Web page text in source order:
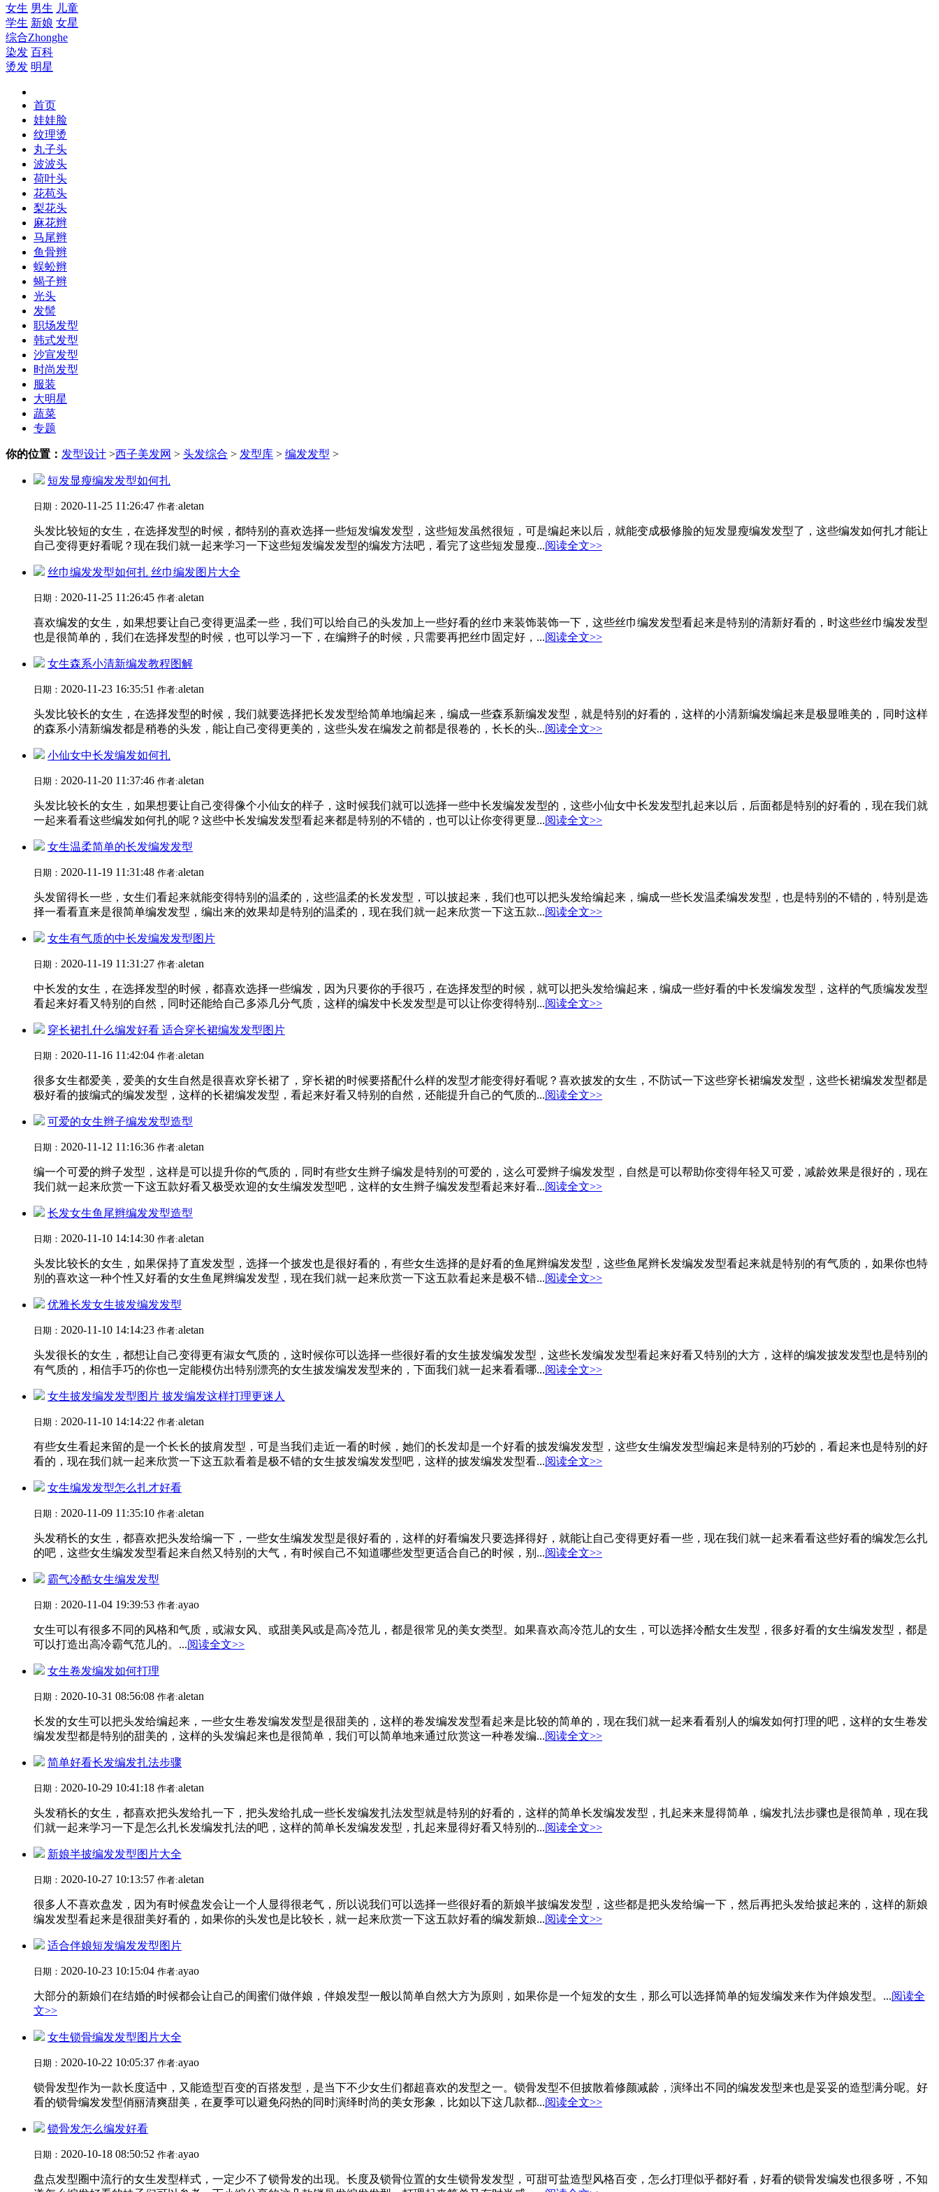
女生 男生 儿童
学生 新娘 女星
综合Zhonghe
染发 百科
烫发 明星
首页
娃娃脸
纹理烫
丸子头
波波头
荷叶头
花苞头
梨花头
麻花辫
马尾辫
鱼骨辫
蜈蚣辫
蝎子辫
光头
发髻
职场发型
韩式发型
沙宣发型
时尚发型
服装
大明星
蔬菜
专题
你的位置： 发型设计 >西子美发网 > 头发综合 > 发型库 > 编发发型 >
短发显瘦编发发型如何扎
日期： 2020-11-25 11:26:47 作者:aletan
头发比较短的女生，在选择发型的时候，都特别的喜欢选择一些短发编发发型，这些短发虽然很短，可是编起来以后，就能变成极修脸的短发显瘦编发发型了，这些编发如何扎才能让
自己变得更好看呢？现在我们就一起来学习一下这些短发编发发型的编发方法吧，看完了这些短发显瘦...阅读全文>>
丝巾编发发型如何扎 丝巾编发图片大全
日期： 2020-11-25 11:26:45 作者:aletan
喜欢编发的女生，如果想要让自己变得更温柔一些，我们可以给自己的头发加上一些好看的丝巾来装饰装饰一下，这些丝巾编发发型看起来是特别的清新好看的，时这些丝巾编发发型
也是很简单的，我们在选择发型的时候，也可以学习一下，在编辫子的时候，只需要再把丝巾固定好，...阅读全文>>
女生森系小清新编发教程图解
日期： 2020-11-23 16:35:51 作者:aletan
头发比较长的女生，在选择发型的时候，我们就要选择把长发发型给简单地编起来，编成一些森系新编发发型，就是特别的好看的，这样的小清新编发编起来是极显唯美的，同时这样
的森系小清新编发都是稍卷的头发，能让自己变得更美的，这些头发在编发之前都是很卷的，长长的头...阅读全文>>
小仙女中长发编发如何扎
日期： 2020-11-20 11:37:46 作者:aletan
头发比较长的女生，如果想要让自己变得像个小仙女的样子，这时候我们就可以选择一些中长发编发发型的，这些小仙女中长发发型扎起来以后，后面都是特别的好看的，现在我们就
一起来看看这些编发如何扎的呢？这些中长发编发发型看起来都是特别的不错的，也可以让你变得更显...阅读全文>>
女生温柔简单的长发编发发型
日期： 2020-11-19 11:31:48 作者:aletan
头发留得长一些，女生们看起来就能变得特别的温柔的，这些温柔的长发发型，可以披起来，我们也可以把头发给编起来，编成一些长发温柔编发发型，也是特别的不错的，特别是选
择一看看直来是很简单编发发型，编出来的效果却是特别的温柔的，现在我们就一起来欣赏一下这五款...阅读全文>>
女生有气质的中长发编发发型图片
日期： 2020-11-19 11:31:27 作者:aletan
中长发的女生，在选择发型的时候，都喜欢选择一些编发，因为只要你的手很巧，在选择发型的时候，就可以把头发给编起来，编成一些好看的中长发编发发型，这样的气质编发发型
看起来好看又特别的自然，同时还能给自己多添几分气质，这样的编发中长发发型是可以让你变得特别...阅读全文>>
穿长裙扎什么编发好看 适合穿长裙编发发型图片
日期： 2020-11-16 11:42:04 作者:aletan
很多女生都爱美，爱美的女生自然是很喜欢穿长裙了，穿长裙的时候要搭配什么样的发型才能变得好看呢？喜欢披发的女生，不防试一下这些穿长裙编发发型，这些长裙编发发型都是
极好看的披编式的编发发型，这样的长裙编发发型，看起来好看又特别的自然，还能提升自己的气质的...阅读全文>>
可爱的女生辫子编发发型造型
日期： 2020-11-12 11:16:36 作者:aletan
编一个可爱的辫子发型，这样是可以提升你的气质的，同时有些女生辫子编发是特别的可爱的，这么可爱辫子编发发型，自然是可以帮助你变得年轻又可爱，减龄效果是很好的，现在
我们就一起来欣赏一下这五款好看又极受欢迎的女生编发发型吧，这样的女生辫子编发发型看起来好看...阅读全文>>
长发女生鱼尾辫编发发型造型
日期： 2020-11-10 14:14:30 作者:aletan
头发比较长的女生，如果保持了直发发型，选择一个披发也是很好看的，有些女生选择的是好看的鱼尾辫编发发型，这些鱼尾辫长发编发发型看起来就是特别的有气质的，如果你也特
别的喜欢这一种个性又好看的女生鱼尾辫编发发型，现在我们就一起来欣赏一下这五款看起来是极不错...阅读全文>>
优雅长发女生披发编发发型
日期： 2020-11-10 14:14:23 作者:aletan
头发很长的女生，都想让自己变得更有淑女气质的，这时候你可以选择一些很好看的女生披发编发发型，这些长发编发发型看起来好看又特别的大方，这样的编发披发发型也是特别的
有气质的，相信手巧的你也一定能模仿出特别漂亮的女生披发编发发型来的，下面我们就一起来看看哪...阅读全文>>
女生披发编发发型图片 披发编发这样打理更迷人
日期： 2020-11-10 14:14:22 作者:aletan
有些女生看起来留的是一个长长的披肩发型，可是当我们走近一看的时候，她们的长发却是一个好看的披发编发发型，这些女生编发发型编起来是特别的巧妙的，看起来也是特别的好
看的，现在我们就一起来欣赏一下这五款看着是极不错的女生披发编发发型吧，这样的披发编发发型看...阅读全文>>
女生编发发型怎么扎才好看
日期： 2020-11-09 11:35:10 作者:aletan
头发稍长的女生，都喜欢把头发给编一下，一些女生编发发型是很好看的，这样的好看编发只要选择得好，就能让自己变得更好看一些，现在我们就一起来看看这些好看的编发怎么扎
的吧，这些女生编发发型看起来自然又特别的大气，有时候自己不知道哪些发型更适合自己的时候，别...阅读全文>>
霸气冷酷女生编发发型
日期： 2020-11-04 19:39:53 作者:ayao
女生可以有很多不同的风格和气质，或淑女风、或甜美风或是高冷范儿，都是很常见的美女类型。如果喜欢高冷范儿的女生，可以选择冷酷女生发型，很多好看的女生编发发型，都是
可以打造出高冷霸气范儿的。...阅读全文>>
女生卷发编发如何打理
日期： 2020-10-31 08:56:08 作者:aletan
长发的女生可以把头发给编起来，一些女生卷发编发发型是很甜美的，这样的卷发编发发型看起来是比较的简单的，现在我们就一起来看看别人的编发如何打理的吧，这样的女生卷发
编发发型都是特别的甜美的，这样的头发编起来也是很简单，我们可以简单地来通过欣赏这一种卷发编...阅读全文>>
简单好看长发编发扎法步骤
日期： 2020-10-29 10:41:18 作者:aletan
头发稍长的女生，都喜欢把头发给扎一下，把头发给扎成一些长发编发扎法发型就是特别的好看的，这样的简单长发编发发型，扎起来来显得简单，编发扎法步骤也是很简单，现在我
们就一起来学习一下是怎么扎长发编发扎法的吧，这样的简单长发编发发型，扎起来显得好看又特别的...阅读全文>>
新娘半披编发发型图片大全
日期： 2020-10-27 10:13:57 作者:aletan
很多人不喜欢盘发，因为有时候盘发会让一个人显得很老气，所以说我们可以选择一些很好看的新娘半披编发发型，这些都是把头发给编一下，然后再把头发给披起来的，这样的新娘
编发发型看起来是很甜美好看的，如果你的头发也是比较长，就一起来欣赏一下这五款好看的编发新娘...阅读全文>>
适合伴娘短发编发发型图片
日期： 2020-10-23 10:15:04 作者:ayao
大部分的新娘们在结婚的时候都会让自己的闺蜜们做伴娘，伴娘发型一般以简单自然大方为原则，如果你是一个短发的女生，那么可以选择简单的短发编发来作为伴娘发型。...阅读全
文>>
女生锁骨编发发型图片大全
日期： 2020-10-22 10:05:37 作者:ayao
锁骨发型作为一款长度适中，又能造型百变的百搭发型，是当下不少女生们都超喜欢的发型之一。锁骨发型不但披散着修颜减龄，演绎出不同的编发发型来也是妥妥的造型满分呢。好
看的锁骨编发发型俏丽清爽甜美，在夏季可以避免闷热的同时演绎时尚的美女形象，比如以下这几款都...阅读全文>>
锁骨发怎么编发好看
日期： 2020-10-18 08:50:52 作者:ayao
盘点发型圈中流行的女生发型样式，一定少不了锁骨发的出现。长度及锁骨位置的女生锁骨发发型，可甜可盐造型风格百变，怎么打理似乎都好看，好看的锁骨发编发也很多呀，不知